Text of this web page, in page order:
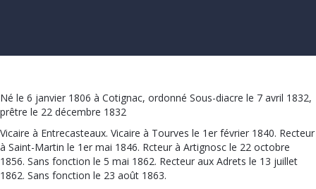
Né le 6 janvier 1806 à Cotignac, ordonné Sous-diacre le 7 avril 1832,
prêtre le 22 décembre 1832
Vicaire à Entrecasteaux. Vicaire à Tourves le 1er février 1840. Recteur
à Saint-Martin le 1er mai 1846. Rcteur à Artignosc le 22 octobre
1856. Sans fonction le 5 mai 1862. Recteur aux Adrets le 13 juillet
1862. Sans fonction le 23 août 1863.